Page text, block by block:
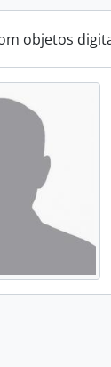
objetos